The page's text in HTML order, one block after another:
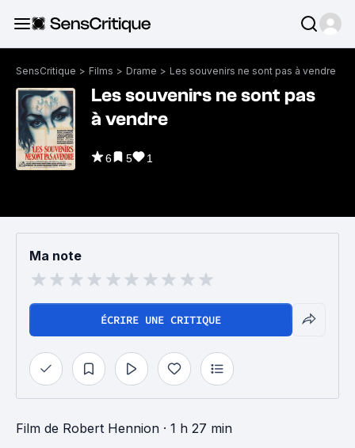
SensCritique > Films > Drame > Les souvenirs ne sont pas à vendre
Les souvenirs ne sont pas
à vendre
6 5 1
Ma note
ÉCRIRE UNE CRITIQUE
Film de Robert Hennion · 1 h 27 min